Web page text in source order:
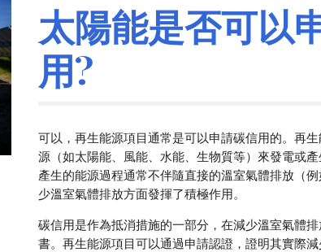
太陽能是否可以
用?
可以，再生能源項目通常是可以申請碳信用的。再
源（如太陽能、風能、水能、生物質等）來發電或
產生的能源過程通常不伴隨直接的溫室氣體排放（
少溫室氣體排放方面發揮了積極作用。
碳信用是作為抵消措施的一部分，在減少溫室氣體
書。再生能源項目可以通過申請認證，證明其實際